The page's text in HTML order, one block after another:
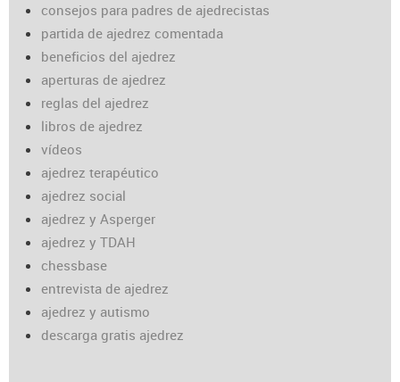
consejos para padres de ajedrecistas
partida de ajedrez comentada
beneficios del ajedrez
aperturas de ajedrez
reglas del ajedrez
libros de ajedrez
vídeos
ajedrez terapéutico
ajedrez social
ajedrez y Asperger
ajedrez y TDAH
chessbase
entrevista de ajedrez
ajedrez y autismo
descarga gratis ajedrez